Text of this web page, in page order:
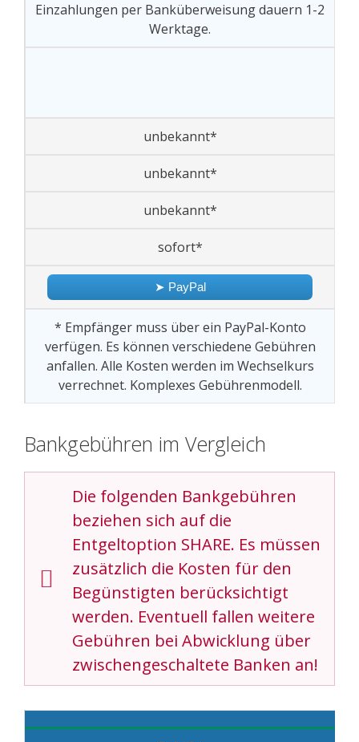
Einzahlungen per Banküberweisung dauern 1-2
Werktage.
unbekannt*
unbekannt*
unbekannt*
sofort*
➤ PayPal
* Empfänger muss über ein PayPal-Konto
verfügen. Es können verschiedene Gebühren
anfallen. Alle Kosten werden im Wechselkurs
verrechnet. Komplexes Gebührenmodell.
Bankgebühren im Vergleich
Die folgenden Bankgebühren
beziehen sich auf die
Entgeltoption SHARE. Es müssen
zusätzlich die Kosten für den
Begünstigten berücksichtigt
werden. Eventuell fallen weitere
Gebühren bei Abwicklung über
zwischengeschaltete Banken an!